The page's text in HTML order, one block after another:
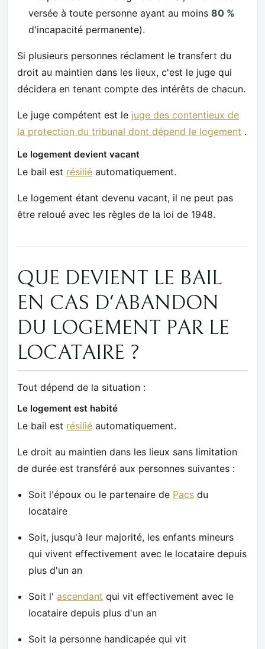
versée à toute personne ayant au moins80 %
d'incapacité permanente).
Si plusieurs personnes réclament le transfert du
droit au maintien dans les lieux, c'est le juge qui
décidera en tenant compte des intérêts de chacun.
Le juge compétent est le juge des contentieux de
la protection du tribunal dont dépend le logement .
Le logement devient vacant
Le bail est résilié automatiquement.
Le logement étant devenu vacant, il ne peut pas
être reloué avec les règles de la loi de 1948.
QUE DEVIENT LE BAIL
EN CAS D'ABANDON
DU LOGEMENT PAR LE
LOCATAIRE ?
Tout dépend de la situation :
Le logement est habité
Le bail est résilié automatiquement.
Le droit au maintien dans les lieux sans limitation
de durée est transféré aux personnes suivantes :
Soit l'époux ou le partenaire de Pacs du
locataire
Soit, jusqu'à leur majorité, les enfants mineurs
qui vivent effectivement avec le locataire depuis
plus d'un an
Soit l' ascendant qui vit effectivement avec le
locataire depuis plus d'un an
Soit la personne handicapée qui vit